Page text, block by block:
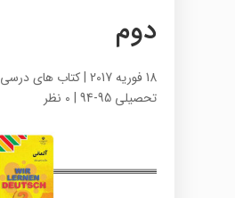
دوم
18 فوریه 2017 |کتاب های درسی
تحصیلی 95-94
| 0 نظر